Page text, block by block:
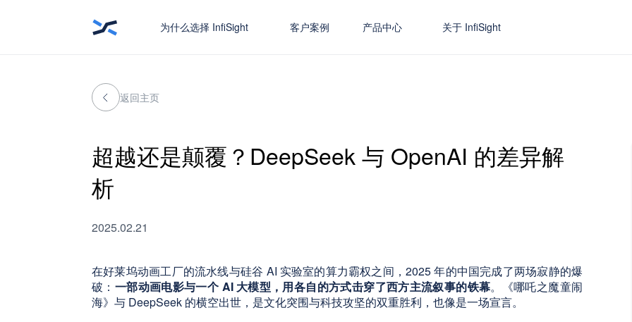
为什么选择 InfiSight 客户案例 产品中心 关于 InfiSight
返回主页
超越还是颠覆？DeepSeek 与 OpenAI 的差异解
析
2025.02.21
在好莱坞动画工厂的流水线与硅谷 AI 实验室的算力霸权之间，2025 年的中国完成了两场寂静的爆
破： 一部动画电影与一个 AI 大模型，用各自的方式击穿了西方主流叙事的铁幕。《哪吒之魔童闹
海》与 DeepSeek 的横空出世，是文化突围与科技攻坚的双重胜利，也像是一场宣言。